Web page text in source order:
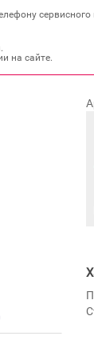
сервисного
на сайте.